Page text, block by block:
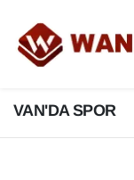
VAN'DA SPOR
3.SAYFA
ASAYİŞ
BİLİM VE
Van Nöbetçi
Van Hava
Van